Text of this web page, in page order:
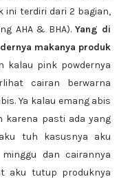
ini terdiri dari 2 bagian,
AHA & BHA).Yang di
makanya produk
kalau pink powdernya
cairan berwarna
Ya kalau emang abis
karena pasti ada yang
tuh kasusnya aku
dan cairannya
aku tutup produknya